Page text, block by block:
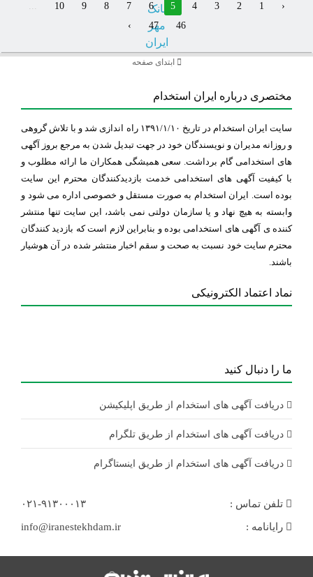
‹
1
2
3
4
5
6
7
8
9
10
...
46
47
›
ابتدای صفحه
مختصری درباره ایران استخدام
سایت ایران استخدام در تاریخ ۱۳۹۱/۱/۱۰ راه اندازی شد و با تلاش گروهی
و روزانه مدیران و نویسندگان خود در جهت تبدیل شدن به مرجع بروز آگهی
های استخدامی گام برداشت. سعی همیشگی همکاران ما ارائه مطلوب و
با کیفیت آگهی های استخدامی خدمت بازدیدکنندگان محترم این سایت
بوده است. ایران استخدام به صورت مستقل و خصوصی اداره می شود و
وابسته به هیچ نهاد و یا سازمان دولتی نمی باشد، این سایت تنها منتشر
کننده ی آگهی های استخدامی بوده و بنابراین لازم است که بازدید کنندگان
محترم سایت خود نسبت به صحت و سقم اخبار منتشر شده در آن هوشیار
باشند.
نماد اعتماد الکترونیکی
ما را دنبال کنید
دریافت آگهی های استخدام از طریق اپلیکیشن
دریافت آگهی های استخدام از طریق تلگرام
دریافت آگهی های استخدام از طریق اینستاگرام
تلفن تماس : ۰۲۱-۹۱۳۰۰۰۱۳
رایانامه : info@iranestekhdam.ir